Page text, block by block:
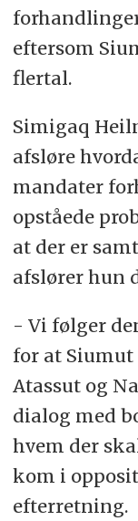
eftersom
flertal.
Simigaq
afsløre
mandater
opståede
at der er
afslører hun
- Vi følger
for at
Atassut og
dialog med
hvem der
kom i
efterretning.